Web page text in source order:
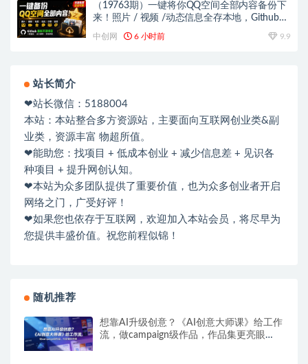
（19763期）一键将你QQ空间全部内容备份下
来！照片 / 视频 /动态信息全存本地，Github最
中创网 6 小时前 9.9
站长简介
❤站长微信：5188004
本站：本站整合多方资源站，主要面向互联网创业类&副
业类，资源丰富 物超所值。
❤能助您：找项目 + 低成本创业 + 减少信息差 + 见识各
种项目 + 提升网创认知。
❤本站为众多团队提供了重要价值，也为众多创业者开启
网络之门，广受好评！
❤如果您也依存于互联网，欢迎加入本站会员，将尽早为
您提供丰盛价值。祝您前程似锦！
随机推荐
想靠AI升级创意？《AI创意大师课》给工作
流，做campaign级作品，作品集更亮眼